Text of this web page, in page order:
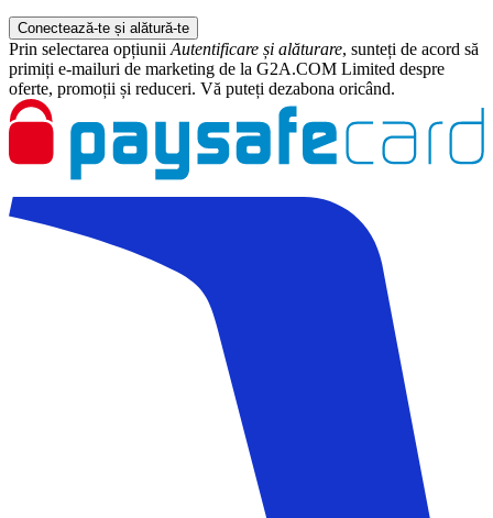
Conectează-te și alătură-te
Prin selectarea opțiunii Autentificare și alăturare, sunteți de acord să
primiți e-mailuri de marketing de la G2A.COM Limited despre
oferte, promoții și reduceri. Vă puteți dezabona oricând.